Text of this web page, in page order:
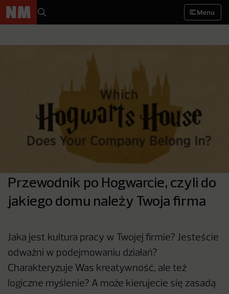
Menu
Przewodnik po Hogwarcie, czyli do
jakiego domu należy Twoja firma
Jaka jest kultura pracy w Twojej firmie? Jesteście
odważni w podejmowaniu działań?
Charakteryzuje Was kreatywność, ale też
logiczne myślenie? A może kierujecie się zasadą